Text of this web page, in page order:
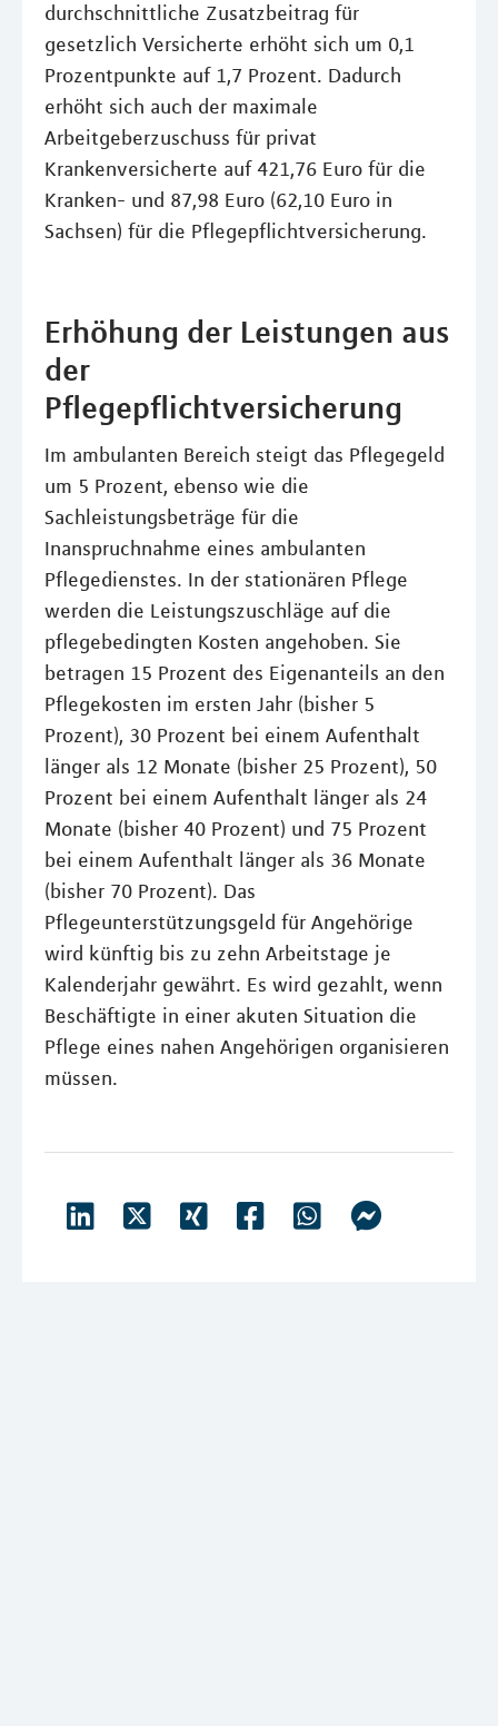
durchschnittliche Zusatzbeitrag für
gesetzlich Versicherte erhöht sich um 0,1
Prozentpunkte auf 1,7 Prozent. Dadurch
erhöht sich auch der maximale
Arbeitgeberzuschuss für privat
Krankenversicherte auf 421,76 Euro für die
Kranken- und 87,98 Euro (62,10 Euro in
Sachsen) für die Pflegepflichtversicherung.
Erhöhung der Leistungen aus
der
Pflegepflichtversicherung
Im ambulanten Bereich steigt das Pflegegeld
um 5 Prozent, ebenso wie die
Sachleistungsbeträge für die
Inanspruchnahme eines ambulanten
Pflegedienstes. In der stationären Pflege
werden die Leistungszuschläge auf die
pflegebedingten Kosten angehoben. Sie
betragen 15 Prozent des Eigenanteils an den
Pflegekosten im ersten Jahr (bisher 5
Prozent), 30 Prozent bei einem Aufenthalt
länger als 12 Monate (bisher 25 Prozent), 50
Prozent bei einem Aufenthalt länger als 24
Monate (bisher 40 Prozent) und 75 Prozent
bei einem Aufenthalt länger als 36 Monate
(bisher 70 Prozent). Das
Pflegeunterstützungsgeld für Angehörige
wird künftig bis zu zehn Arbeitstage je
Kalenderjahr gewährt. Es wird gezahlt, wenn
Beschäftigte in einer akuten Situation die
Pflege eines nahen Angehörigen organisieren
müssen.